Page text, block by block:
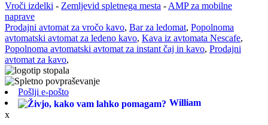
Vroči izdelki - Zemljevid spletnega mesta - AMP za mobilne
naprave
Prodajni avtomat za vročo kavo, Bar za ledomat, Popolnoma
avtomatski avtomat za ledeno kavo, Kava iz avtomata Nescafe,
Popolnoma avtomatski avtomat za instant čaj in kavo, Prodajni
avtomat za kavo,
Pošlji e-pošto
William
x